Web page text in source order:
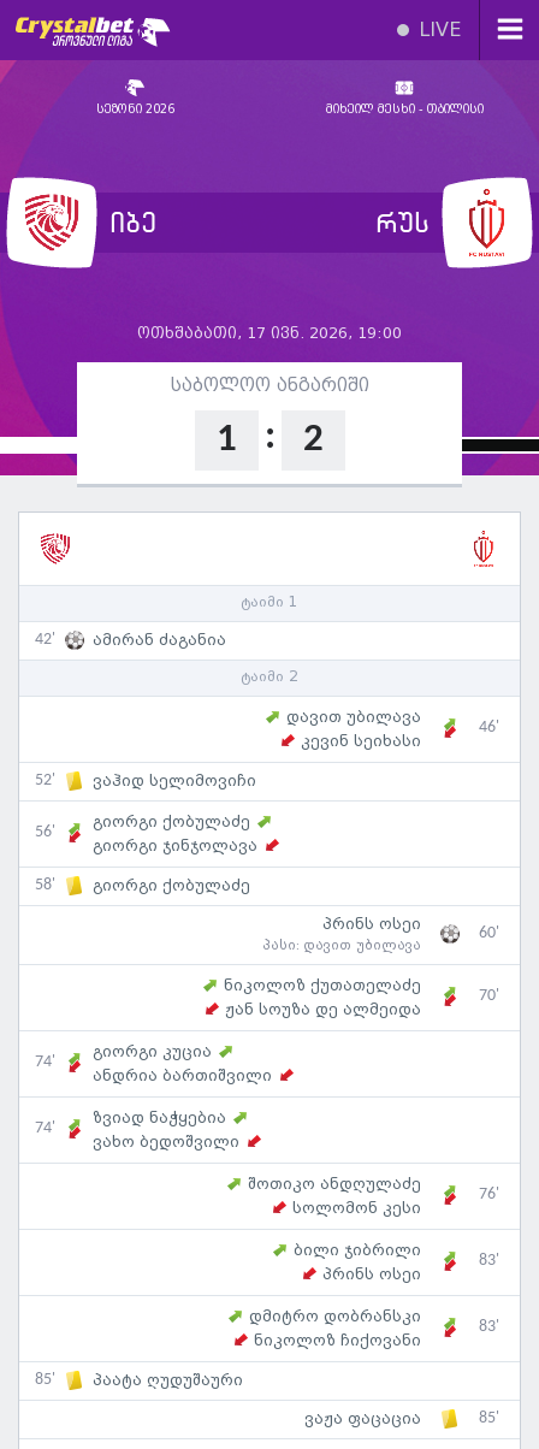
LIVE
სეზონი 2026 მიხეილ მესხი - თბილისი
იბე რუს
ოთხშაბათი, 17 ივნ. 2026, 19:00
საბოლოო ანგარიში
1 : 2
ტაიმი 1
42' ამირან ძაგანია
ტაიმი 2
დავით უბილავა
კევინ სეიხასი
46'
52' ვაჰიდ სელიმოვიჩი
56'
გიორგი ქობულაძე
გიორგი ჯინჯოლავა
58' გიორგი ქობულაძე
პრინს ოსეი
პასი: დავით უბილავა
60'
ნიკოლოზ ქუთათელაძე
ჟან სოუზა დე ალმეიდა
70'
74'
გიორგი კუცია
ანდრია ბართიშვილი
74'
ზვიად ნაჭყებია
ვახო ბედოშვილი
შოთიკო ანდღულაძე
სოლომონ კესი
76'
ბილი ჯიბრილი
პრინს ოსეი
83'
დმიტრო დობრანსკი
ნიკოლოზ ჩიქოვანი
83'
85' პაატა ღუდუშაური
ვაჟა ფაცაცია 85'